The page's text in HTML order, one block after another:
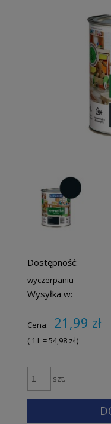
Dostępność:
wyczerpaniu
Wysyłka w:
Cena: 21,99 zł
( 1 L =54,98 zł)
szt.